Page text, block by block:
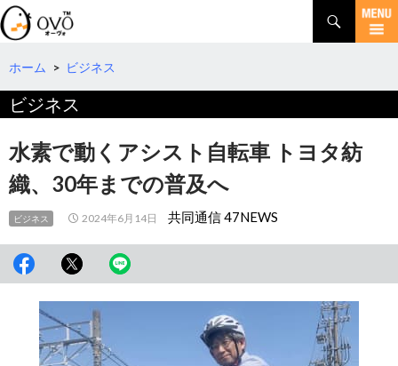
検
索
コ
テ
へ
動
ホーム > ビジネス
ビジネス
水素で動くアシスト自転車 トヨタ紡
織、30年までの普及へ
ビジネス 2024年6月14日 共同通信 47NEWS